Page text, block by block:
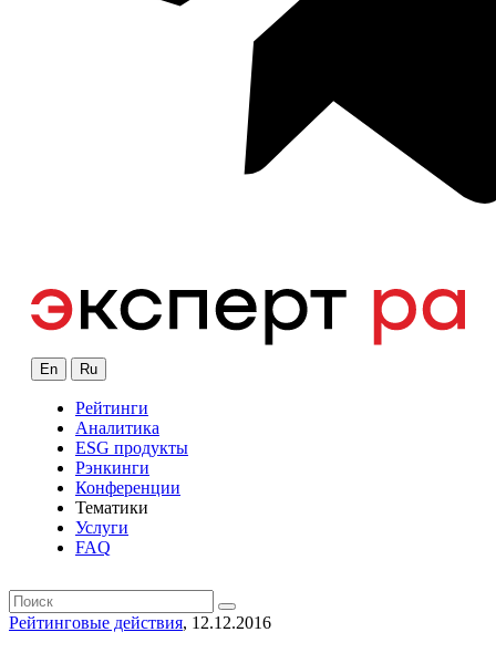
En Ru
Рейтинги
Аналитика
ESG продукты
Рэнкинги
Конференции
Тематики
Услуги
FAQ
Рейтинговые действия, 12.12.2016